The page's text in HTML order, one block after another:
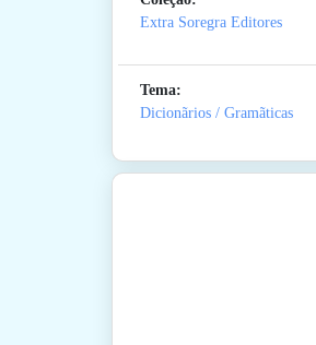
Extra Soregra Editores
Tema:
Dicionãrios / Gramãticas